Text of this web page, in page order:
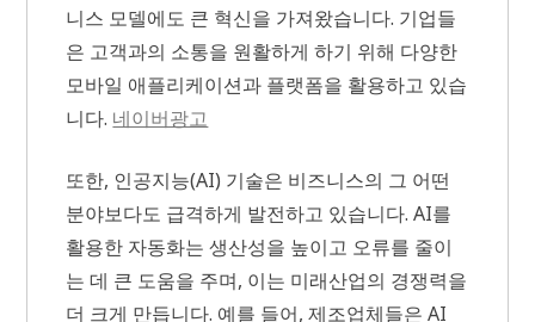
니스 모델에도 큰 혁신을 가져왔습니다. 기업들
은 고객과의 소통을 원활하게 하기 위해 다양한
모바일 애플리케이션과 플랫폼을 활용하고 있습
니다. 네이버광고
또한, 인공지능(AI) 기술은 비즈니스의 그 어떤
분야보다도 급격하게 발전하고 있습니다. AI를
활용한 자동화는 생산성을 높이고 오류를 줄이
는 데 큰 도움을 주며, 이는 미래산업의 경쟁력을
더 크게 만듭니다. 예를 들어, 제조업체들은 AI